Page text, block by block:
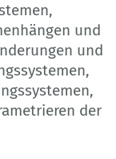
und
und
der